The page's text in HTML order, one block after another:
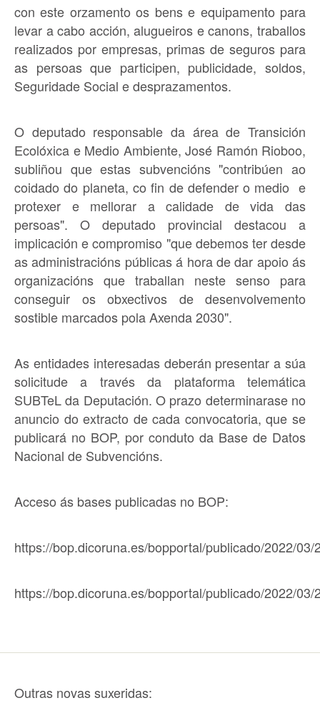
con este orzamento os bens e equipamento para
levar a cabo acción, alugueiros e canons, traballos
realizados por empresas, primas de seguros para
as persoas que participen, publicidade, soldos,
Seguridade Social e desprazamentos.
O deputado responsable da área de Transición
Ecolóxica e Medio Ambiente, José Ramón Rioboo,
subliñou que estas subvencións "contribúen ao
coidado do planeta, co fin de defender o medio e
protexer e mellorar a calidade de vida das
persoas". O deputado provincial destacou a
implicación e compromiso "que debemos ter desde
as administracións públicas á hora de dar apoio ás
organizacións que traballan neste senso para
conseguir os obxectivos de desenvolvemento
sostible marcados pola Axenda 2030".
As entidades interesadas deberán presentar a súa
solicitude a través da plataforma telemática
SUBTeL da Deputación. O prazo determinarase no
anuncio do extracto de cada convocatoria, que se
publicará no BOP, por conduto da Base de Datos
Nacional de Subvencións.
Acceso ás bases publicadas no BOP:
https://bop.dicoruna.es/bopportal/publicado/2022/
https://bop.dicoruna.es/bopportal/publicado/2022/
Outras novas suxeridas: